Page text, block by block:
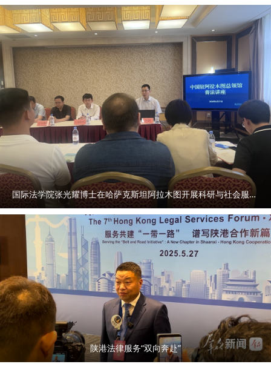
国际法学院张光耀博士在哈萨克斯坦阿拉木图开展科研与社会服务活动
陕港法律服务“双向奔赴”